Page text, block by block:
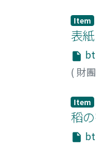
Item
表
( 財
Item
稻